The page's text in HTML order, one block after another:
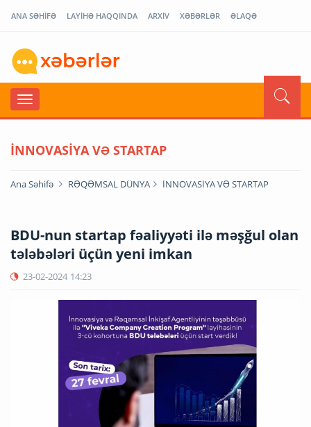
ANA SƏHİFƏ LAYİHƏ HAQQINDA ARXİV XƏBƏRLƏR ƏLAQƏ
İNNOVASİYA VƏ STARTAP
Ana Səhifə RƏQƏMSAL DÜNYA İNNOVASİYA VƏ STARTAP
BDU-nun startap fəaliyyəti ilə məşğul olan
tələbələri üçün yeni imkan
23-02-2024 14:23